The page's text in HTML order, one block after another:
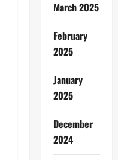
March 2025
February
2025
January
2025
December
2024